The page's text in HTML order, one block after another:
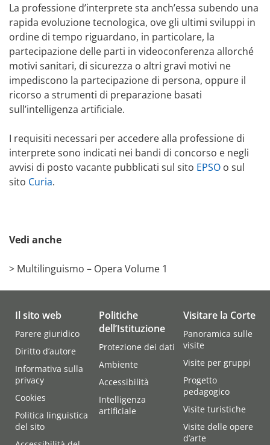
La professione d’interprete sta anch’essa subendo una
rapida evoluzione tecnologica, ove gli ultimi sviluppi in
ordine di tempo riguardano, in particolare, la
partecipazione delle parti in videoconferenza allorché
motivi sanitari, di sicurezza o altri gravi motivi ne
impediscono la partecipazione di persona, oppure il
ricorso a strumenti di preparazione basati
sull’intelligenza artificiale.
I requisiti necessari per accedere alla professione di
interprete sono indicati nei bandi di concorso e negli
avvisi di posto vacante pubblicati sul sito EPSO o sul
sito Curia.
Vedi anche
> Multilinguismo – Opera Volume 1
Il sito web
Parere giuridico
Diritto d’autore
Informativa sulla
privacy
Cookies
Politica linguistica
del sito
Politiche
dell’Istituzione
Protezione dei dati
Ambiente
Accessibilità
Intelligenza
artificiale
Visitare la Corte
Panoramica sulle
visite
Visite per gruppi
Progetto
pedagogico
Visite turistiche
Visite delle opere
d’arte